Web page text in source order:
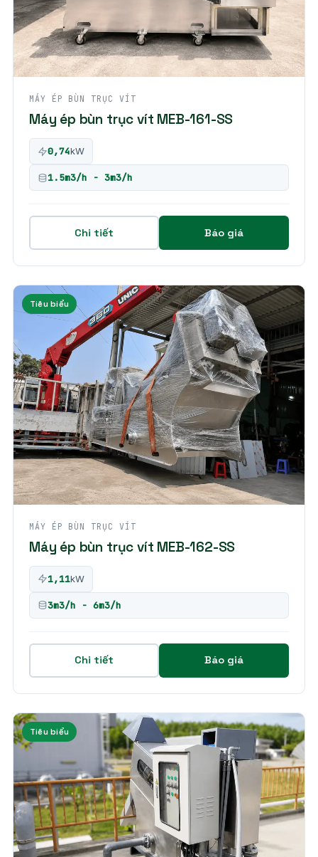
MÁY ÉP BÙN TRỤC VÍT
Máy ép bùn trục vít MEB-161-SS
0,74kW
1.5m3/h - 3m3/h
Chi tiết Báo giá
Tiêu biểu
MÁY ÉP BÙN TRỤC VÍT
Máy ép bùn trục vít MEB-162-SS
1,11kW
3m3/h - 6m3/h
Chi tiết Báo giá
Tiêu biểu